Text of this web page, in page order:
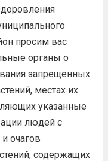
просим вас
органы о
запрещенных
местах их
указанные
людей с
очагов
содержащих